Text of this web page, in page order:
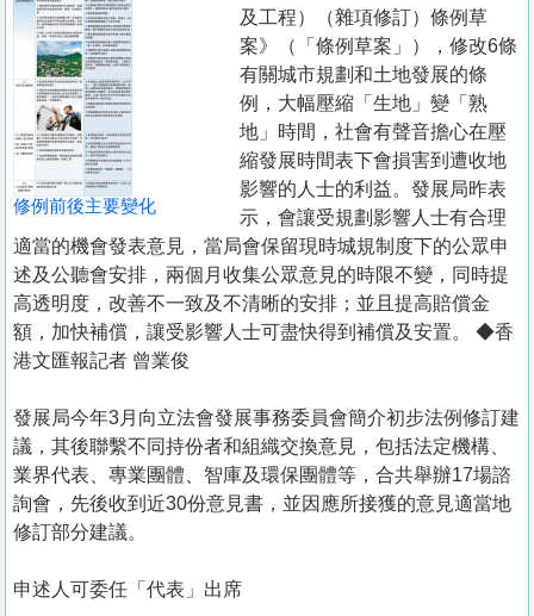
關
於
我
們
修例前後主要變化
及工程）（雜項修訂）條例草
案》（「條例草案」），修改6條
有關城市規劃和土地發展的條
例，大幅壓縮「生地」變「熟
地」時間，社會有聲音擔心在壓
縮發展時間表下會損害到遭收地
影響的人士的利益。發展局昨表
示，會讓受規劃影響人士有合理
適當的機會發表意見，當局會保留現時城規制度下的公眾申
述及公聽會安排，兩個月收集公眾意見的時限不變，同時提
高透明度，改善不一致及不清晰的安排；並且提高賠償金
額，加快補償，讓受影響人士可盡快得到補償及安置。 ◆香
港文匯報記者 曾業俊
發展局今年3月向立法會發展事務委員會簡介初步法例修訂建
議，其後聯繫不同持份者和組織交換意見，包括法定機構、
業界代表、專業團體、智庫及環保團體等，合共舉辦17場諮
詢會，先後收到近30份意見書，並因應所接獲的意見適當地
修訂部分建議。
申述人可委任「代表」出席